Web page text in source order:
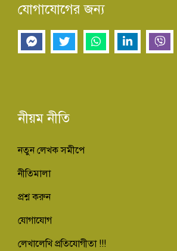
যোগাযোগের জন্য
নীয়ম নীতি
নতুন লেখক সমীপে
নীতিমালা
প্রশ্ন করুন
যোগাযোগ
লেখালেখি প্রতিযোগীতা !!!